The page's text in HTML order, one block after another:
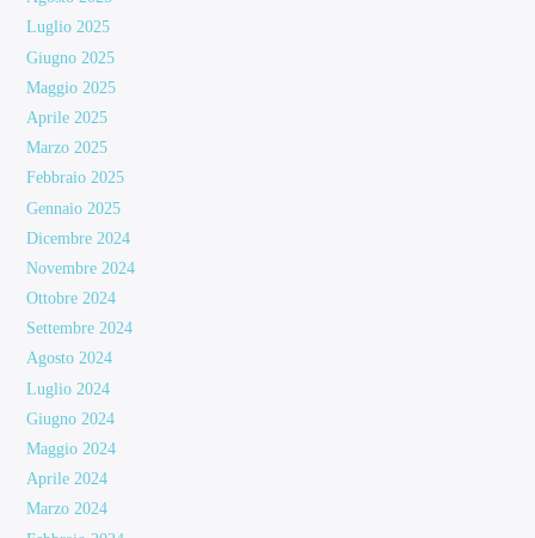
Luglio 2025
Giugno 2025
Maggio 2025
Aprile 2025
Marzo 2025
Febbraio 2025
Gennaio 2025
Dicembre 2024
Novembre 2024
Ottobre 2024
Settembre 2024
Agosto 2024
Luglio 2024
Giugno 2024
Maggio 2024
Aprile 2024
Marzo 2024